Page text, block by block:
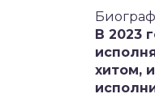
В 2023
хитом,